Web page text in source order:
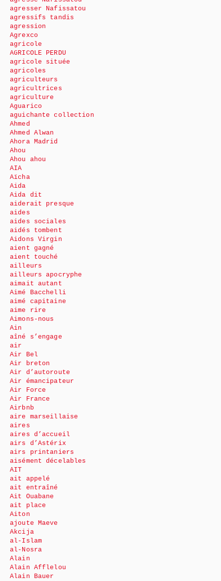
agresser Nafissatou
agressifs tandis
agression
Agrexco
agricole
AGRICOLE PERDU
agricole située
agricoles
agriculteurs
agricultrices
agriculture
Aguarico
aguichante collection
Ahmed
Ahmed Alwan
Ahora Madrid
Ahou
Ahou ahou
AIA
Aïcha
Aida
Aida dit
aiderait presque
aides
aides sociales
aidés tombent
Aidons Virgin
aient gagné
aient touché
ailleurs
ailleurs apocryphe
aimait autant
Aimé Bacchelli
aimé capitaine
aime rire
Aimons-nous
Ain
aîné s’engage
air
Air Bel
Air breton
Air d’autoroute
Air émancipateur
Air Force
Air France
Airbnb
aire marseillaise
aires
aires d’accueil
airs d’Astérix
airs printaniers
aisément décelables
AIT
ait appelé
ait entraîné
Ait Ouabane
ait place
Aiton
ajoute Maeve
Akcija
al-Islam
al-Nosra
Alain
Alain Afflelou
Alain Bauer